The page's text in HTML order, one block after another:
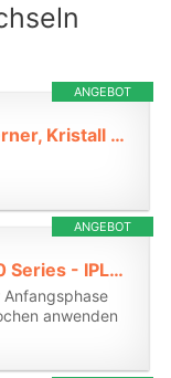
ANGEBOT
FVION Nano Haarentferner, Kristall Haarentferner Ohne Rasierer, Crystal Haarentferner Ohne Schmerzen, Glass Shaver Haarentfernung Für Frauen Damen Körper | Beine | Arme | Rücken (Grün)*
ANGEBOT
Philips Lumea IPL 8000 Series - IPL Geräte Haarentfernung für bis zu 2 Jahre seidig-glatte Haut¹ mit 4 Aufsätzen für Körper & Gesicht, Alternative zur Laser-Haarentfernung (BRI949/00)*
Anfangsphase
anwenden